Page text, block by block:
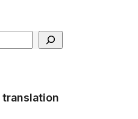
translation